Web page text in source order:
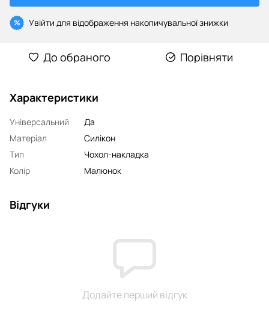
% Увійти для відображення накопичувальної знижки
До обраного Порівняти
Характеристики
Універсальний
Да
Матеріал
Силікон
Тип
Чохол-накладка
Колір
Малюнок
Відгуки
Додайте перший відгук